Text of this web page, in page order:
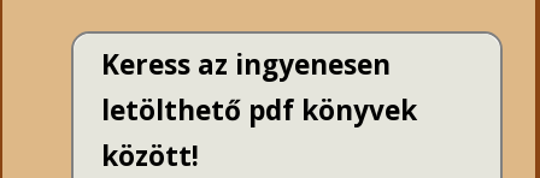
Keress az ingyenesen
letölthető pdf könyvek
között!